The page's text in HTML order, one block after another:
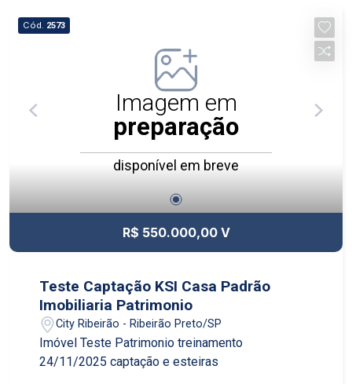
Cód. 2573
Imagem em
preparação
disponível em breve
R$ 550.000,00 V
Teste Captação KSI Casa Padrão
Imobiliaria Patrimonio
City Ribeirão - Ribeirão Preto/SP
Imóvel Teste Patrimonio treinamento
24/11/2025 captação e esteiras